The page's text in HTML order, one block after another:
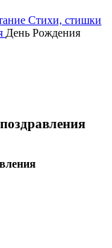
Стихи, стишки
День Рождения